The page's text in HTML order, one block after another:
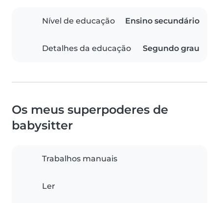
Nível de educação Ensino secundário
Detalhes da educação Segundo grau
Os meus superpoderes de
babysitter
Trabalhos manuais
Ler